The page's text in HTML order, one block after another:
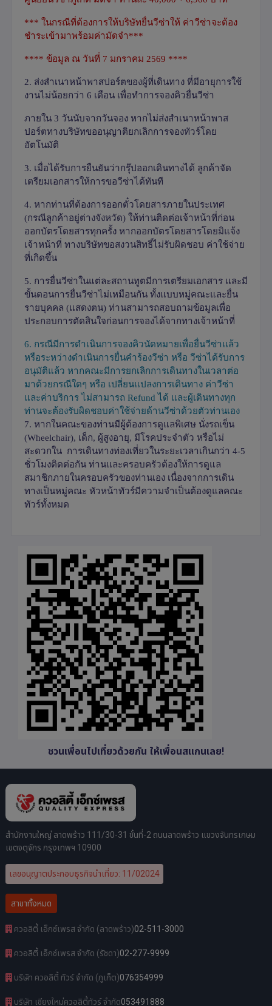
*** ในกรณีที่ต้องการให้บริษัทยื่นวีซ่าให้ ค่าวีซ่าจะต้อง
ชำระเข้ามาพร้อมค่ามัดจำ***
**** ข้อมูล ณ วันที่ 7 มกราคม 2569 ****
2. ส่งสำเนาหน้าพาสปอร์ตของผู้ที่เดินทาง ที่มีอายุการใช้
งานไม่น้อยกว่า 6 เดือน เพื่อทำการจองคิวยื่นวีซ่า
ภายใน 3 วันนับจากวันจอง หากไม่ส่งสำเนาหน้าพาส
ปอร์ตทางบริษัทขออนุญาติยกเลิกการจองทัวร์โดย
อัตโนมัติ
3. เมื่อได้รับการยืนยันว่ากรุ๊ปออกเดินทางได้ ลูกค้าจัด
เตรียมเอกสารให้การขอวีซ่าได้ทันที
4. หากท่านที่ต้องการออกตั๋วโดยสารภายในประเทศ
(กรณีลูกค้าอยู่ต่างจังหวัด) ให้ท่านติดต่อเจ้าหน้าที่ก่อน
ออกบัตรโดยสารทุกครั้ง หากออกบัตรโดยสารโดยมิแจ้ง
เจ้าหน้าที่ ทางบริษัทขอสงวนสิทธิ์ไม่รับผิดชอบ ค่าใช้จ่าย
ที่เกิดขึ้น
5. การยื่นวีซ่าในแต่ละสถานทูตมีการเตรียมเอกสาร และมี
ขั้นตอนการยื่นวีซ่าไม่เหมือนกัน ทั้งแบบหมู่คณะและยื่น
รายบุคคล (แสดงตน) ท่านสามารถสอบถามข้อมูลเพื่อ
ประกอบการตัดสินใจก่อนการจองได้จากทางเจ้าหน้าที่
6. กรณีมีการดำเนินการจองคิวนัดหมายเพื่อยื่นวีซ่าแล้ว
หรือระหว่างดำเนินการยื่นคำร้องวีซ่า หรือ วีซ่าได้รับการ
อนุมัติแล้ว หากคณะมีการยกเลิกการเดินทางในเวลาต่อ
มาด้วยกรณีใดๆ หรือ เปลี่ยนแปลงการเดินทาง ค่าวีซ่า
และค่าบริการ ไม่สามารถ Refundได้ และผู้เดินทางทุก
ท่านจะต้องรับผิดชอบค่าใช้จ่ายด้านวีซ่าด้วยตัวท่านเอง
7. หากในคณะของท่านมีผู้ต้องการดูแลพิเศษ นั่งรถเข็น
(Wheelchair), เด็ก, ผู้สูงอายุ, มีโรคประจำตัว หรือไม่
สะดวกใน การเดินทางท่องเที่ยวในระยะเวลาเกินกว่า 4-5
ชั่วโมงติดต่อกัน ท่านและครอบครัวต้องให้การดูแล
สมาชิกภายในครอบครัวของท่านเอง เนื่องจากการเดิน
ทางเป็นหมู่คณะ หัวหน้าทัวร์มีความจำเป็นต้องดูแลคณะ
ทัวร์ทั้งหมด
ชวนเพื่อนไปเที่ยวด้วยกัน ให้เพื่อนสแกนเลย!
สำนักงานใหญ่ ลาดพร้าว 111/30-31 ชั้นที่-2 ถนนลาดพร้าว แขวงจันทรเกษม
เขตจตุจักร กรุงเทพฯ 10900
เลขอนุญาตประกอบธุรกิจนำเที่ยว: 11/02024
สาขาทั้งหมด
ควอลิตี้ เอ็กซ์เพรส จำกัด (ลาดพร้าว)02-511-3000
ควอลิตี้ เอ็กซ์เพรส จำกัด (รัชดา)02-277-9999
บริษัท ควอลิตี้ ทัวร์ จำกัด (ภูเก็ต)076354999
บริษัท เชียงใหม่ควอลิตี้ทัวร์ จำกัด053491888